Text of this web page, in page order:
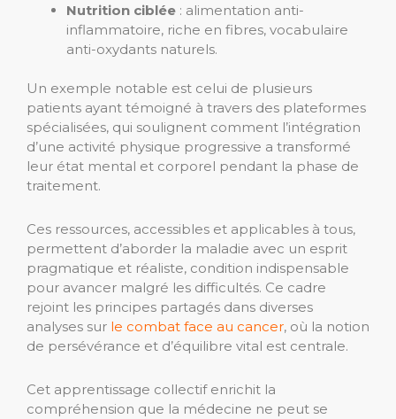
Nutrition ciblée : alimentation anti-
inflammatoire, riche en fibres, vocabulaire
anti-oxydants naturels.
Un exemple notable est celui de plusieurs
patients ayant témoigné à travers des plateformes
spécialisées, qui soulignent comment l’intégration
d’une activité physique progressive a transformé
leur état mental et corporel pendant la phase de
traitement.
Ces ressources, accessibles et applicables à tous,
permettent d’aborder la maladie avec un esprit
pragmatique et réaliste, condition indispensable
pour avancer malgré les difficultés. Ce cadre
rejoint les principes partagés dans diverses
analyses sur le combat face au cancer, où la notion
de persévérance et d’équilibre vital est centrale.
Cet apprentissage collectif enrichit la
compréhension que la médecine ne peut se